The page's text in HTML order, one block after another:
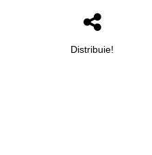
Distribuie!